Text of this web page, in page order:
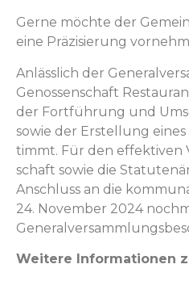
Gerne möchte der
eine Präzisierung
Anlässlich der
Genossen­schaft
der Fort­führung und
sowie der Erstel­lung
timmt. Für den effek­tiv­en
schaft sowie die
Anschluss an die
24. Novem­ber 2024
Weit­ere Infor­ma­tio­nen